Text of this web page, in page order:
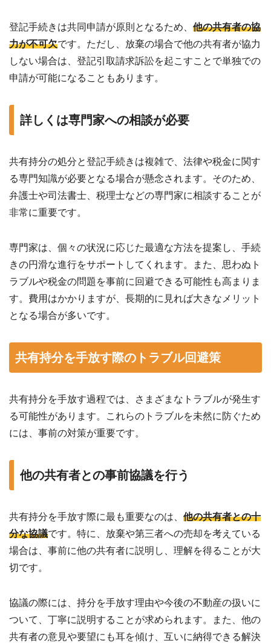
登記手続きは共同申請が原則となるため、 他の共有者の協
力が不可欠です。ただし、放棄の場合で他の共有者が協力
しない場合は、登記引取請求訴訟を起こすことで単独での
申請が可能になることもあります。
詳しくは専門家への相談が必要
共有持分の処分と登記手続きは複雑で、法律や税金に関す
る専門知識が必要となる場合が懸念されます。そのため、
弁護士や司法書士、税理士などの専門家に相談することが
非常に重要です。
専門家は、個々の状況に応じた最適な方法を提案し、手続
きの円滑な進行をサポートしてくれます。また、思わぬト
ラブルや税金の問題を事前に回避できる可能性も高まりま
す。費用はかかりますが、長期的に見れば大きなメリット
となる場合が多いです。
共有持分を手放す際のトラブル回避策
共有持分を手放す過程では、さまざまなトラブルが発生す
る可能性があります。これらのトラブルを未然に防ぐため
には、事前の対策が重要です。
他の共有者との事前協議を行う
共有持分を手放す際に最も重要なのは、 他の共有者との十
分な協議です。特に、放棄や第三者への売却を考えている
場合は、事前に他の共有者に説明し、理解を得ることが大
切です。
協議の際には、持分を手放す理由や今後の不動産の扱いに
ついて、丁寧に説明することが求められます。また、他の
共有者の意見や要望にも耳を傾け、互いに納得できる解決